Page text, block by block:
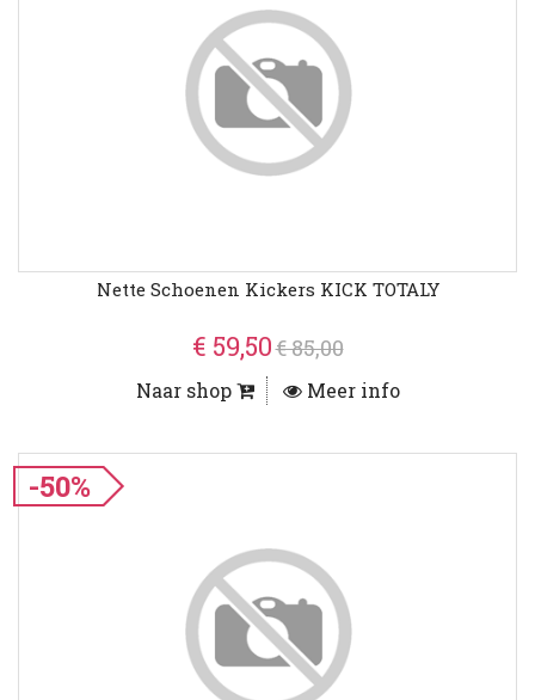
Nette Schoenen Kickers KICK TOTALY
€ 59,50€ 85,00
Naar shop Meer info
-50%